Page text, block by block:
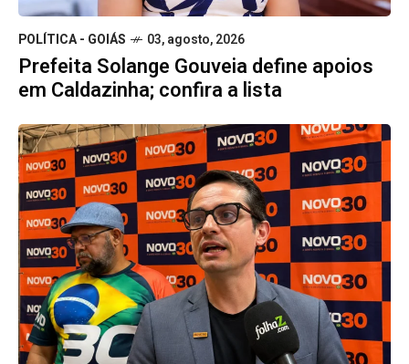
POLÍTICA - GOIÁS 03, agosto, 2026
Prefeita Solange Gouveia define apoios
em Caldazinha; confira a lista